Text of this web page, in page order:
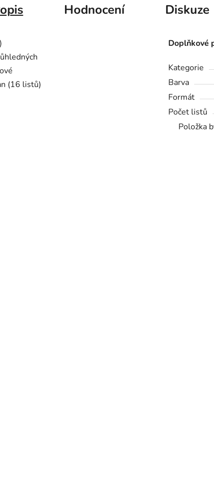
Hodnocení Diskuze
(16 listů)
Doplňkové
Kategorie
Barva
Formát
Počet listů
Položka